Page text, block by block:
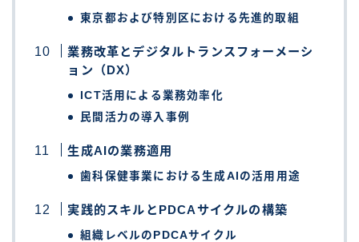
東京都および特別区における先進的取組
業務改革とデジタルトランスフォーメーシ
ョン（DX）
ICT活用による業務効率化
民間活力の導入事例
生成AIの業務適用
歯科保健事業における生成AIの活用用途
実践的スキルとPDCAサイクルの構築
組織レベルのPDCAサイクル